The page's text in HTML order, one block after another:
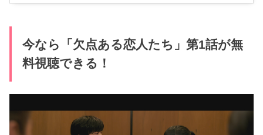
今なら「欠点ある恋人たち」第1話が無
料視聴できる！